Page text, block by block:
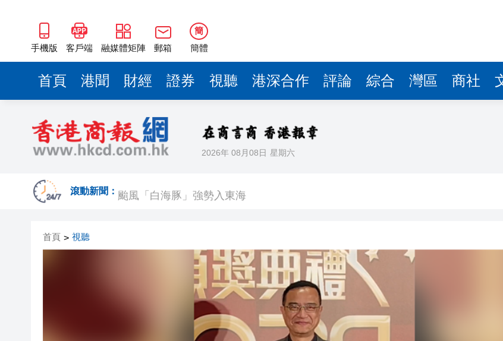
手機版 客戶端 融媒體矩陣 郵箱
簡
簡體
首頁 港聞 財經 證券 視聽 港深合作 評論 綜合 灣區 商社
2026年 08月08日 星期六
滾動新聞： 颱風「白海豚」強勢入東海
有片｜楊明莊思明大婚後急返港看大結局：感激愛回家助走出低谷 不捨大家庭
羅淑佩：三場足球賽事逾12萬人入場 票尾經濟成效顯現
SK海力士斥逾3000億建兩座晶圓廠
有片丨【《愛回家》迎大結局】銀髮男團「大四喜」：十年深厚情誼 有歡亦有淚
首頁 > 視聽